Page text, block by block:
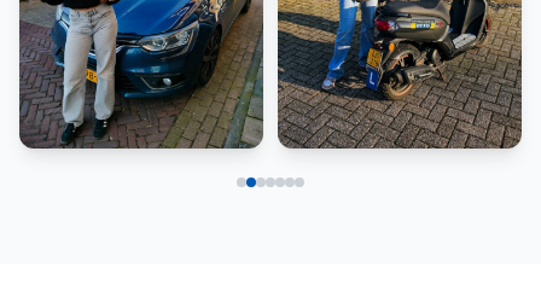
Scooter